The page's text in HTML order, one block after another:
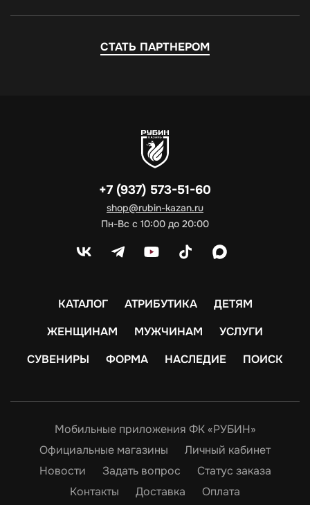
СТАТЬ ПАРТНЕРОМ
+7 (937) 573-51-60
shop@rubin-kazan.ru
Пн-Вс с 10:00 до 20:00
КАТАЛОГ АТРИБУТИКА
ДЕТЯМ
ЖЕНЩИНАМ
МУЖЧИНАМ
УСЛУГИ
СУВЕНИРЫ
ФОРМА НАСЛЕДИЕ ПОИСК
Мобильные приложения ФК «РУБИН»
Официальные магазины
Личный кабинет
Новости
Задать вопрос
Статус заказа
Контакты
Доставка
Оплата